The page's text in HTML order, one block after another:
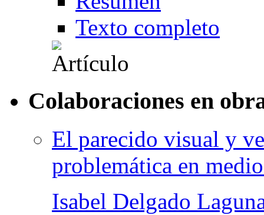
Texto completo
Colaboraciones en
El parecido visual y
problemática en
Isabel Delgado